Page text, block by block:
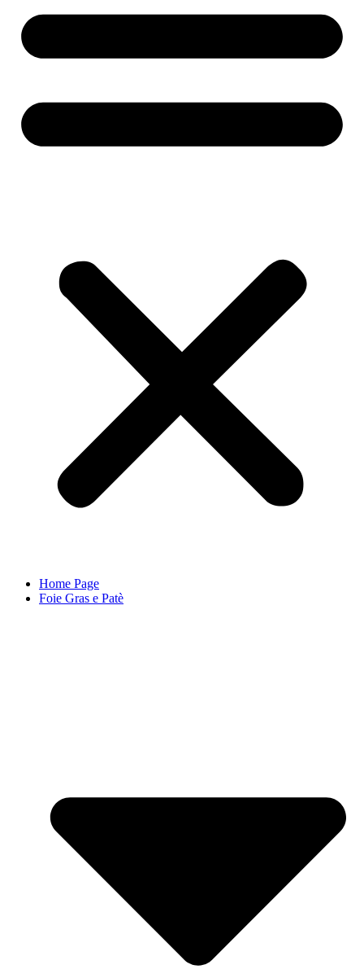
Home Page
Foie Gras e Patè